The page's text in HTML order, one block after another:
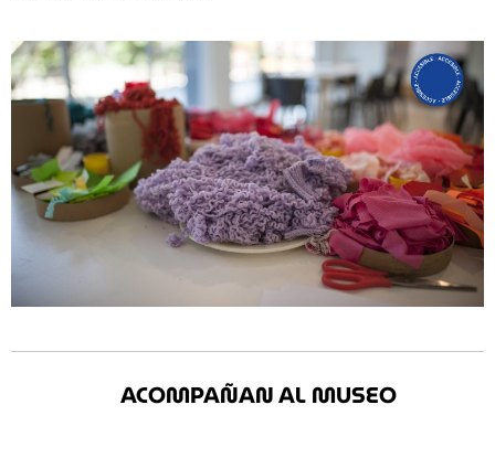
ACOMPAÑAN AL MUSEO